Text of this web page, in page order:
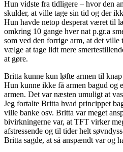
Hun vidste fra tidligere – hvor den
skulder, at ville tage sin tid og der
Hun havde netop desperat været til
omkring 10 gange hver nat p.gr.a
som ved den forrige arm, at det
vælge at tage lidt mere
at gøre.
Britta kunne kun løfte armen til
Hun kunne ikke få armen bagud og
armen. Det var næsten umuligt at
Jeg fortalte Britta hvad princippet
ville banke osv. Britta var meget
bivirkningerne var, at TFT virker
afstressende og til tider helt
Britta sagde, at så anspændt var og